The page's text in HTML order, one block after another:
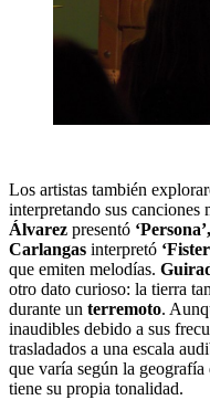
Los artistas también
interpretando sus canciones
Álvarez presentó ‘Persona’,
Carlangas interpretó
que emiten melodías.
otro dato curioso: la tierra
durante un terremoto.
inaudibles debido a sus
trasladados a una escala
que varía según la
tiene su propia tonalidad.